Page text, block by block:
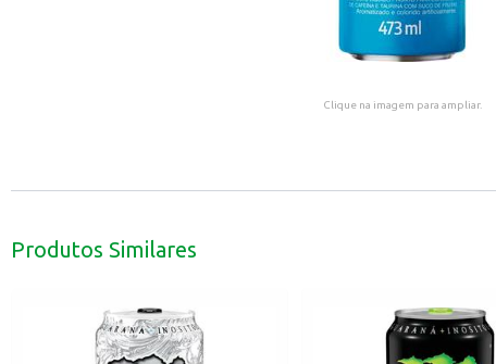
Clique na imagem para ampliar.
Produtos Similares